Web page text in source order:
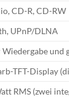
CD-R, CD-RW
UPnP/DLNA
Wiedergabe
TFT-Display
RMS (zwei